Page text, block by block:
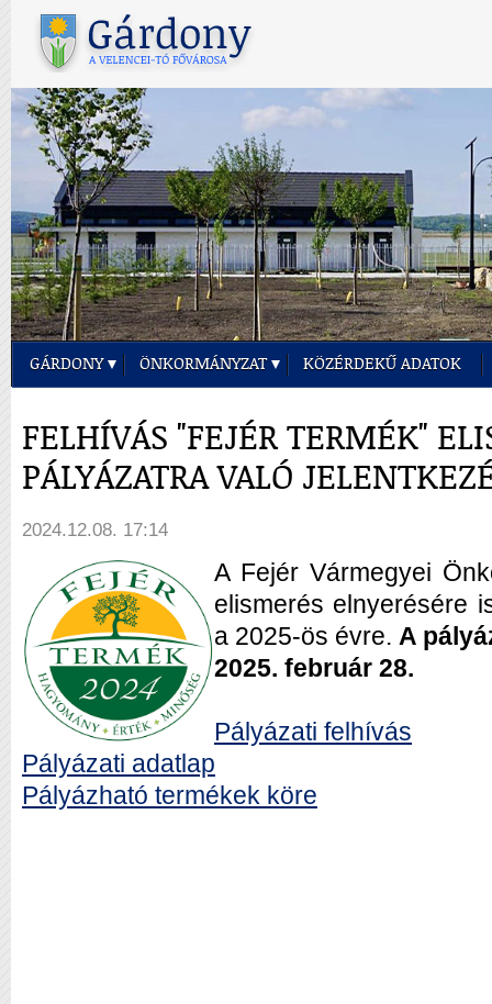
GÁRDONY ÖNKORMÁNYZAT KÖZÉRDEKŰ ADATOK
FELHÍVÁS "FEJÉR TERMÉK"
PÁLYÁZATRA VALÓ
2024.12.08. 17:14
A Fejér Vármegyei
elismerés elnyerésére
a 2025-ös évre. A
2025. február 28.
Pályázati felhívás
Pályázati adatlap
Pályázható termékek köre